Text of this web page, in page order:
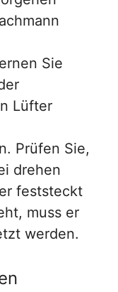
Sie
Lüfter
Prüfen Sie,
drehen
feststeckt
muss er
werden.